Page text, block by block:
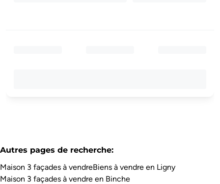
Autres pages de recherche:
Maison 3 façades à vendreBiens à vendre en Ligny
Maison 3 façades à vendre en Binche